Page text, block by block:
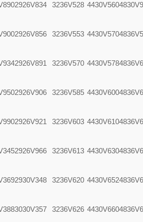
2926V834 3236V528 4430V560
2926V856 3236V553 4430V570
2926V891 3236V570 4430V578
2926V906 3236V585 4430V600
2926V921 3236V603 4430V610
2926V966 3236V613 4430V630
2930V348 3236V620 4430V652
3030V357 3236V626 4430V660